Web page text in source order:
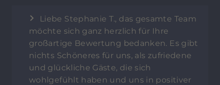
Liebe Stephanie T., das gesamte Team
möchte sich ganz herzlich für Ihre
großartige Bewertung bedanken. Es gibt
nichts Schöneres für uns, als zufriedene
und glückliche Gäste, die sich
wohlgefühlt haben und uns in positiver